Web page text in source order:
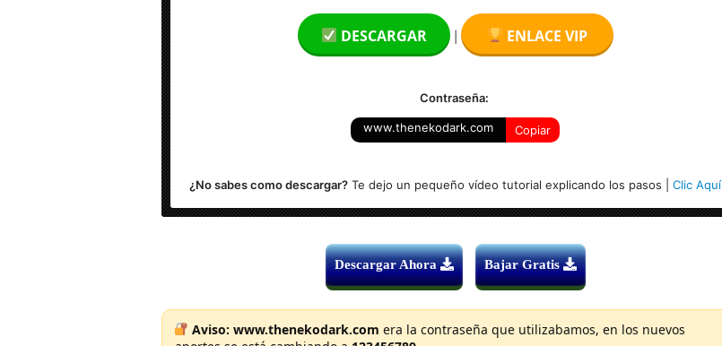
Idioma: Multilenguaje (Español)
Sistema Operativo: Windows (x86 & x64-bits)
DESCARGAR | ENLACE VIP
Contraseña:
www.thenekodark.com Copiar
¿No sabes como descargar? Te dejo un pequeño vídeo tutorial explicando los pasos |Clic Aquí
Descargar Ahora Bajar Gratis
Aviso: www.thenekodark.com era la contraseña que utilizabamos, en los nuevos